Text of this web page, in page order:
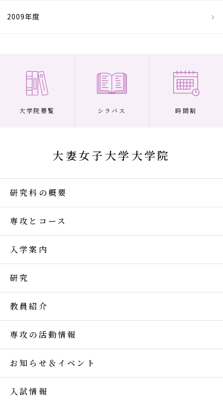
2009年度
大学院要覧 シラバス 時間割
大妻女子大学大学院
研究科の概要
専攻とコース
入学案内
研究
教員紹介
専攻の活動情報
お知らせ＆イベント
入試情報